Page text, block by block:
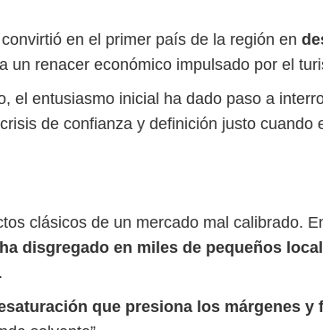
en el primer país de la región en
renacer económico impulsado por el
el entusiasmo inicial ha dado paso a
de confianza y definición justo
clásicos de un mercado mal calibrado.
disgregado en miles de pequeños
que presiona los márgenes y